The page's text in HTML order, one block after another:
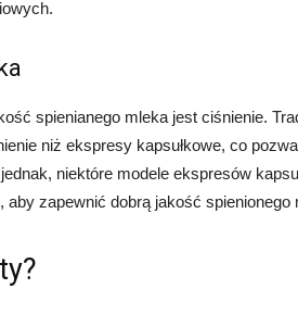
spienianego mleka jest ciśnienie.
niż ekspresy kapsułkowe, co
niektóre modele ekspresów
zapewnić dobrą jakość spienionego